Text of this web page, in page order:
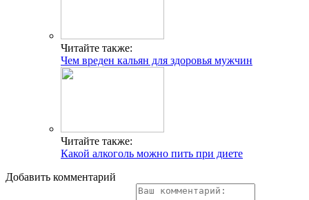
Читайте также:
Чем вреден кальян для здоровья мужчин
Читайте также:
Какой алкоголь можно пить при диете
Добавить комментарий